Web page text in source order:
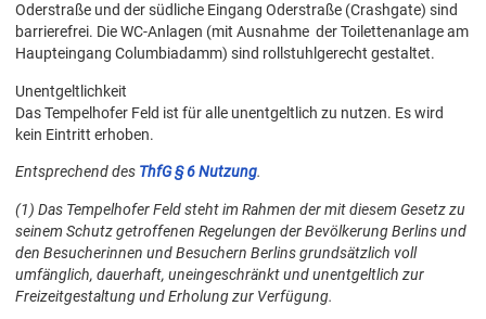
Oderstraße und der südliche Eingang Oderstraße (Crashgate) sind
barrierefrei. Die WC-Anlagen (mit Ausnahme der Toilettenanlage am
Haupteingang Columbiadamm) sind rollstuhlgerecht gestaltet.
Unentgeltlichkeit
Das Tempelhofer Feld ist für alle unentgeltlich zu nutzen. Es wird
kein Eintritt erhoben.
Entsprechend des ThfG § 6 Nutzung.
(1) Das Tempelhofer Feld steht im Rahmen der mit diesem Gesetz zu
seinem Schutz getroffenen Regelungen der Bevölkerung Berlins und
den Besucherinnen und Besuchern Berlins grundsätzlich voll
umfänglich, dauerhaft, uneingeschränkt und unentgeltlich zur
Freizeitgestaltung und Erholung zur Verfügung.